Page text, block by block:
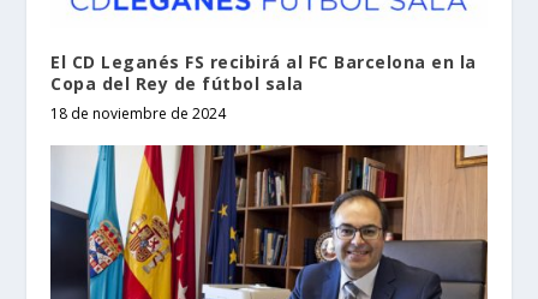
El CD Leganés FS recibirá al FC Barcelona en la
Copa del Rey de fútbol sala
18 de noviembre de 2024